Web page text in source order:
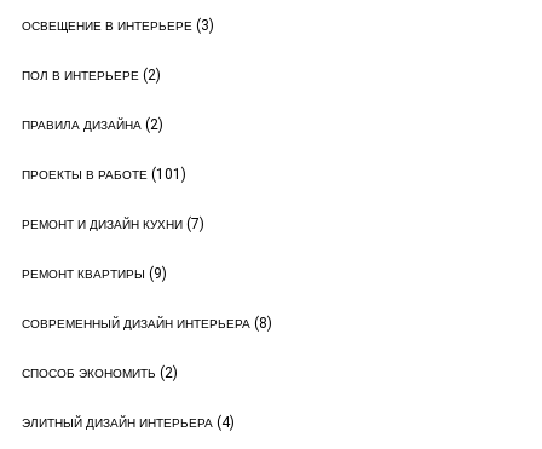
ОСВЕЩЕНИЕ В ИНТЕРЬЕРЕ(3)
ПОЛ В ИНТЕРЬЕРЕ(2)
ПРАВИЛА ДИЗАЙНА(2)
ПРОЕКТЫ В РАБОТЕ(101)
РЕМОНТ И ДИЗАЙН КУХНИ(7)
РЕМОНТ КВАРТИРЫ (9)
СОВРЕМЕННЫЙ ДИЗАЙН ИНТЕРЬЕРА(8)
СПОСОБ ЭКОНОМИТЬ (2)
ЭЛИТНЫЙ ДИЗАЙН ИНТЕРЬЕРА(4)